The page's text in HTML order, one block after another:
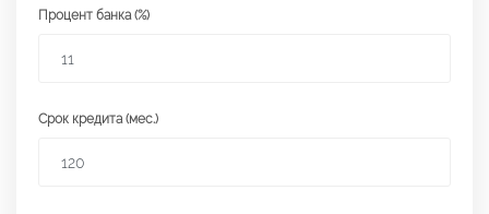
Процент банка (%)
Срок кредита (мес.)